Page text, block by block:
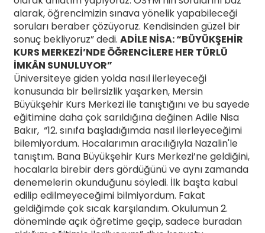
alarak, öğrencimizin sınava yönelik yapabileceği
soruları beraber çözüyoruz. Kendisinden güzel bir
sonuç bekliyoruz” dedi. ADİLE NİSA: “BÜYÜKŞEHİR
KURS MERKEZİ’NDE ÖĞRENCİLERE HER TÜRLÜ
İMKÂN SUNULUYOR”
Üniversiteye giden yolda nasıl ilerleyeceği
konusunda bir belirsizlik yaşarken, Mersin
Büyükşehir Kurs Merkezi ile tanıştığını ve bu sayede
eğitimine daha çok sarıldığına değinen Adile Nisa
Bakır, “12. sınıfa başladığımda nasıl ilerleyeceğimi
bilemiyordum. Hocalarımın aracılığıyla Nazalin'le
tanıştım. Bana Büyükşehir Kurs Merkezi’ne geldiğini,
hocalarla birebir ders gördüğünü ve aynı zamanda
denemelerin okunduğunu söyledi. İlk başta kabul
edilip edilmeyeceğimi bilmiyordum. Fakat
geldiğimde çok sıcak karşılandım. Okulumun 2.
döneminde açık öğretime geçip, sadece buradan